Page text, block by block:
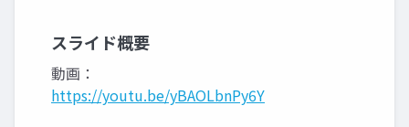
スライド概要
動画：
https://youtu.be/yBAOLbnPy6Y